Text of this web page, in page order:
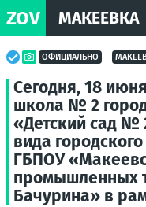
ZOV МАКЕЕВКА
ОФИЦИАЛЬНО
Сегодня, 18
школа № 2
«Детский сад
вида
ГБПОУ
промышленных
Бачурина» в